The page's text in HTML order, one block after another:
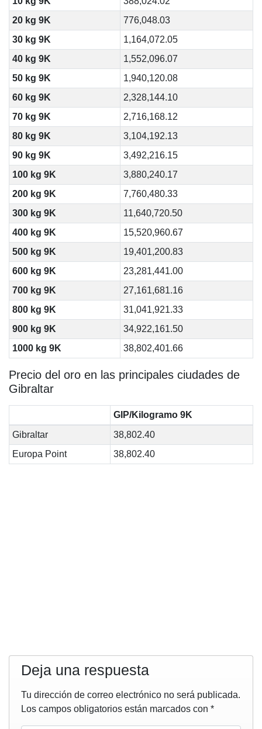
20 kg 9K
776,048.03
30 kg 9K
1,164,072.05
40 kg 9K
1,552,096.07
50 kg 9K
1,940,120.08
60 kg 9K
2,328,144.10
70 kg 9K
2,716,168.12
80 kg 9K
3,104,192.13
90 kg 9K
3,492,216.15
100 kg 9K
3,880,240.17
200 kg 9K
7,760,480.33
300 kg 9K
11,640,720.50
400 kg 9K
15,520,960.67
500 kg 9K
19,401,200.83
600 kg 9K
23,281,441.00
700 kg 9K
27,161,681.16
800 kg 9K
31,041,921.33
900 kg 9K
34,922,161.50
1000 kg 9K
38,802,401.66
Precio del oro en las principales ciudades de
Gibraltar
GIP/Kilogramo 9K
Gibraltar
38,802.40
Europa Point
38,802.40
Deja una respuesta
Tu dirección de correo electrónico no será publicada.
Los campos obligatorios están marcados con *